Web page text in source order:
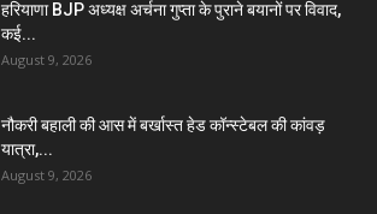
हरियाणा BJP अध्यक्ष अर्चना गुप्ता के पुराने बयानों पर विवाद,
कई...
August 9, 2026
नौकरी बहाली की आस में बर्खास्त हेड कॉन्स्टेबल की कांवड़
यात्रा,...
August 9, 2026